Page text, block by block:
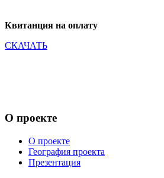
Квитанция на оплату
СКАЧАТЬ
О проекте
О проекте
География проекта
Презентация